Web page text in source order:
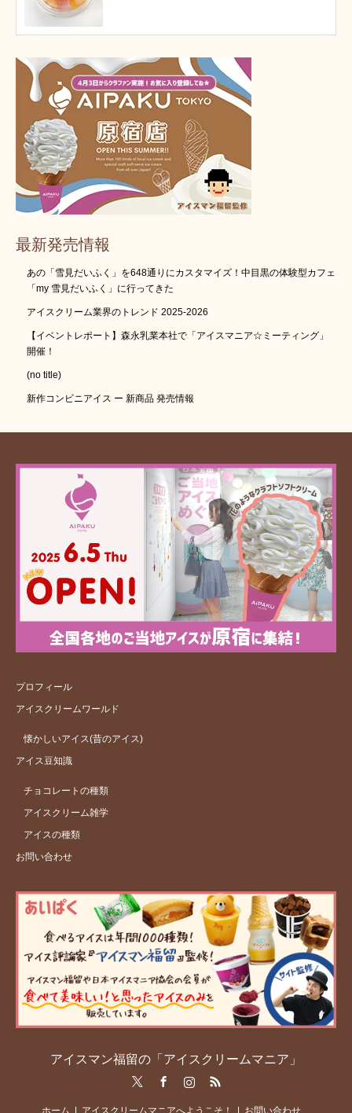
最新発売情報
あの「雪見だいふく」を648通りにカスタマイズ！中目黒の体験型カフェ
「my 雪見だいふく」に行ってきた
アイスクリーム業界のトレンド 2025-2026
【イベントレポート】森永乳業本社で「アイスマニア☆ミーティング」
開催！
(no title)
新作コンビニアイス ー 新商品 発売情報
プロフィール
アイスクリームワールド
懐かしいアイス(昔のアイス)
アイス豆知識
チョコレートの種類
アイスクリーム雑学
アイスの種類
お問い合わせ
アイスマン福留の「アイスクリームマニア」
RSS
ホーム アイスクリームマニアへようこそ！ お問い合わせ